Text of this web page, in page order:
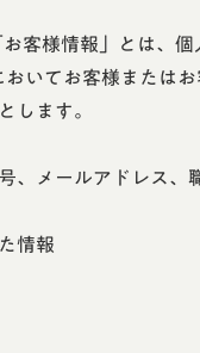
客様情報」とは、
いてお客様または
ます。
メールアドレス、
情報